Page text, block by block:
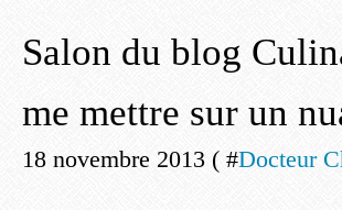
Salon du blog
me mettre sur un
18 novembre 2013 ( #Docteur